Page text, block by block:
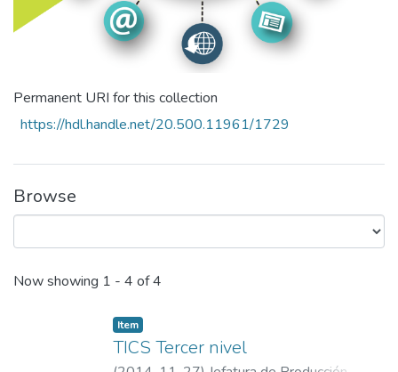
Permanent URI for this collection
https://hdl.handle.net/20.500.11961/1729
Browse
Recent Submissions
Now showing 1 - 4 of 4
Item
TICS Tercer nivel